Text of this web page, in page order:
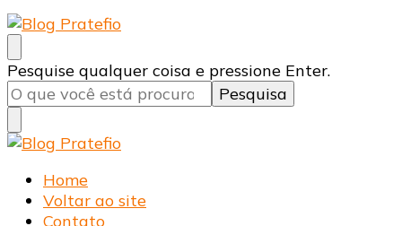
Blog Pratefio
Arames e Telas de Qualidade
Procurando
algo?
Pesquise qualquer coisa e pressione Enter.
Blog Pratefio
Arames e Telas de Qualidade
Home
Voltar ao site
Contato